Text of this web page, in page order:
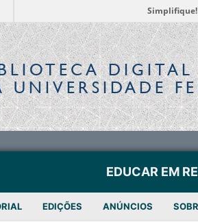
Simplifique!
DIGITAL
UNIVERSIDADE
EDUCAR EM
EDIÇÕES ANÚNCIOS